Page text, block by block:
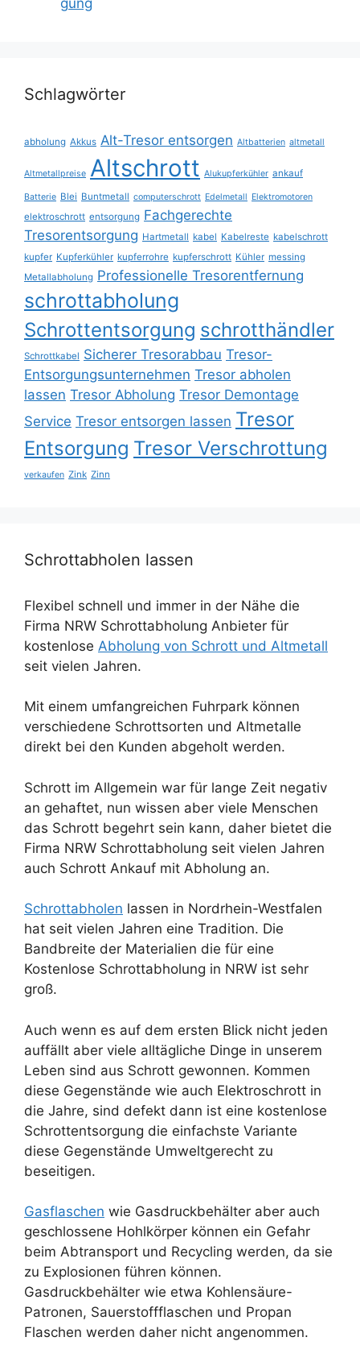
Schlagwörter
abholung Akkus Alt-Tresor entsorgen Altbatterien altmetall
Altmetallpreise Altschrott Alukupferkühler ankauf
Batterie Blei Buntmetall computerschrott Edelmetall Elektromotoren
elektroschrott entsorgung Fachgerechte
Tresorentsorgung Hartmetall kabel Kabelreste kabelschrott
kupfer Kupferkühler kupferrohre kupferschrott Kühler messing
Metallabholung Professionelle Tresorentfernung
schrottabholung
Schrottentsorgung schrotthändler
Schrottkabel Sicherer Tresorabbau Tresor-
Entsorgungsunternehmen Tresor abholen
lassen Tresor Abholung Tresor Demontage
Service Tresor entsorgen lassen Tresor
Entsorgung Tresor Verschrottung
verkaufen Zink Zinn
Schrottabholen lassen
Flexibel schnell und immer in der Nähe die
Firma NRW Schrottabholung Anbieter für
kostenlose Abholung von Schrott und Altmetall
seit vielen Jahren.
Mit einem umfangreichen Fuhrpark können
verschiedene Schrottsorten und Altmetalle
direkt bei den Kunden abgeholt werden.
Schrott im Allgemein war für lange Zeit negativ
an gehaftet, nun wissen aber viele Menschen
das Schrott begehrt sein kann, daher bietet die
Firma NRW Schrottabholung seit vielen Jahren
auch Schrott Ankauf mit Abholung an.
Schrottabholen lassen in Nordrhein-Westfalen
hat seit vielen Jahren eine Tradition. Die
Bandbreite der Materialien die für eine
Kostenlose Schrottabholung in NRW ist sehr
groß.
Auch wenn es auf dem ersten Blick nicht jeden
auffällt aber viele alltägliche Dinge in unserem
Leben sind aus Schrott gewonnen. Kommen
diese Gegenstände wie auch Elektroschrott in
die Jahre, sind defekt dann ist eine kostenlose
Schrottentsorgung die einfachste Variante
diese Gegenstände Umweltgerecht zu
beseitigen.
Gasflaschen wie Gasdruckbehälter aber auch
geschlossene Hohlkörper können ein Gefahr
beim Abtransport und Recycling werden, da sie
zu Explosionen führen können.
Gasdruckbehälter wie etwa Kohlensäure-
Patronen, Sauerstoffflaschen und Propan
Flaschen werden daher nicht angenommen.